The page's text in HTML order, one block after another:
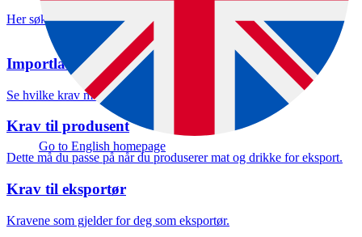
Go to English homepage
Her søker du om helsesertifikat
Velg oppgave
Importland
Se hvilke krav mottakerlandet stiller.
Krav til produsent
Dette må du passe på når du produserer mat og drikke for eksport.
Krav til eksportør
Kravene som gjelder for deg som eksportør.